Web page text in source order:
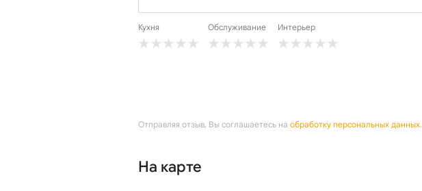
Кухня Обслуживание Интерьер
Отправляя отзыв, Вы соглашаетесь на обработку персональных данных.
На карте